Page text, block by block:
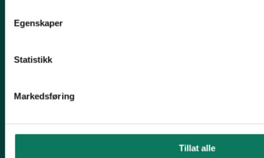
Egenskaper
Statistikk
Markedsføring
Tillat alle
Leder Jørgen Sørlie
Konto# 1506 29 26462
Snarveier